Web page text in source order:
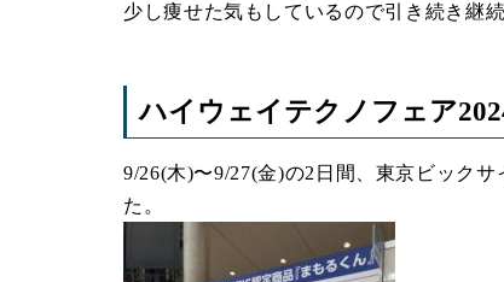
少し痩せた気もしているので引き続き継
ハイウェイテクノフェア
9/26(木)〜9/27(金)の2日間、東京ビック
た。